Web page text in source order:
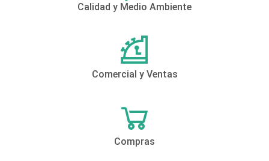
Calidad y Medio Ambiente
Comercial y Ventas
Compras